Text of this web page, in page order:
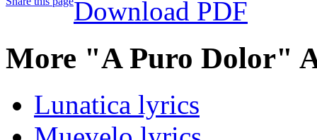
Download PDF
More "A Puro Dolor"
Lunatica lyrics